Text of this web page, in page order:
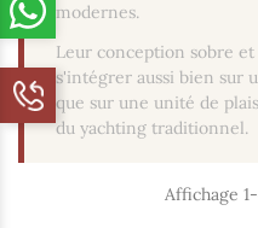
modernes.
Leur conception sobre
s'intégrer aussi bien sur
que sur une unité de
du yachting traditionnel.
Affichage